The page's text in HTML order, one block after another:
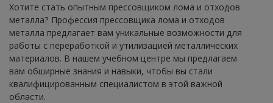
Хотите стать опытным прессовщиком лома и отходов
металла? Профессия прессовщика лома и отходов
металла предлагает вам уникальные возможности для
работы с переработкой и утилизацией металлических
материалов. В нашем учебном центре мы предлагаем
вам обширные знания и навыки, чтобы вы стали
квалифицированным специалистом в этой важной
области.